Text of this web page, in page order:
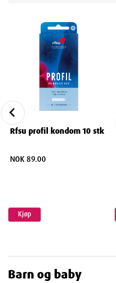
Rfsu profil kondom 10 stk
NOK 89.00
Kjøp
Barn og baby